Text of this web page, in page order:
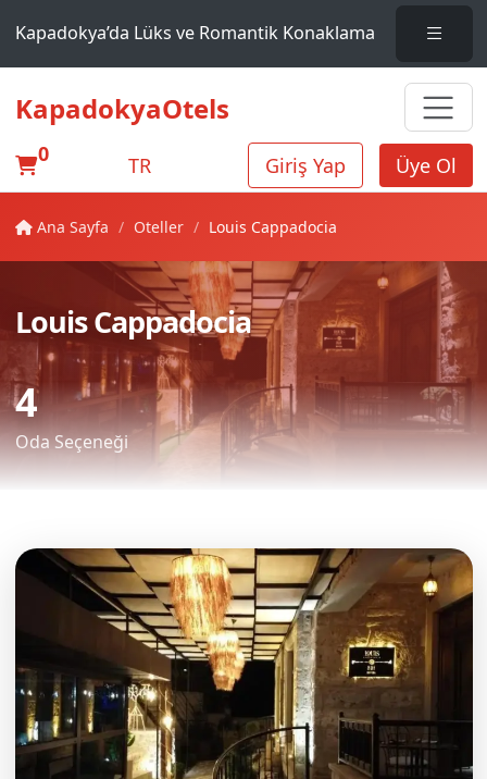
Kapadokya’da Lüks ve Romantik Konaklama
KapadokyaOtels
0 TR Giriş Yap Üye Ol
Ana Sayfa Oteller Louis Cappadocia
Louis Cappadocia
4
Oda Seçeneği